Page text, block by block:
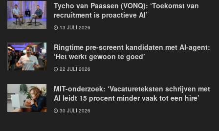
Tycho van Paassen (VONQ): ‘Toekomst van
recruitment is proactieve AI’
13 JULI 2026
Ringtime pre-screent kandidaten met AI-agent:
‘Het werkt gewoon te goed’
22 JULI 2026
MIT-onderzoek: ‘Vacatureteksten schrijven met
AI leidt 15 procent minder vaak tot een hire’
30 JULI 2026